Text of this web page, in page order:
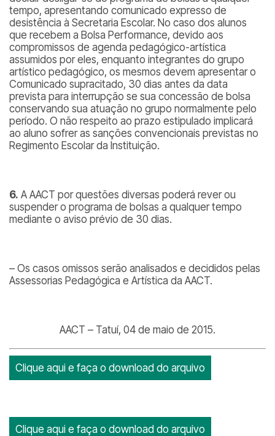
tempo, apresentando comunicado expresso de
desistência à Secretaria Escolar. No caso dos alunos
que recebem a Bolsa Performance, devido aos
compromissos de agenda pedagógico-artística
assumidos por eles, enquanto integrantes do grupo
artístico pedagógico, os mesmos devem apresentar o
Comunicado supracitado, 30 dias antes da data
prevista para interrupção se sua concessão de bolsa
conservando sua atuação no grupo normalmente pelo
período. O não respeito ao prazo estipulado implicará
ao aluno sofrer as sanções convencionais previstas no
Regimento Escolar da Instituição.
6. A AACT por questões diversas poderá rever ou
suspender o programa de bolsas a qualquer tempo
mediante o aviso prévio de 30 dias.
– Os casos omissos serão analisados e decididos pelas
Assessorias Pedagógica e Artística da AACT.
AACT – Tatuí, 04 de maio de 2015.
Clique aqui e faça o download do arquivo
Clique aqui e faça o download do arquivo